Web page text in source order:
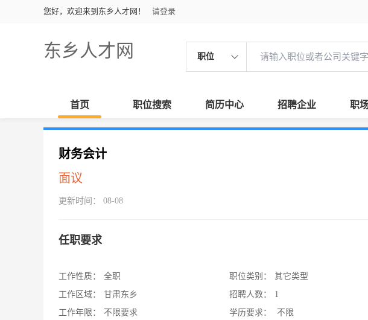
您好，欢迎来到东乡人才网！ 请登录
东乡人才网 职位
首页 职位搜索 简历中心 招聘企业 职
财务会计
面议
更新时间： 08-08
任职要求
工作性质：
全职
工作区域：
甘肃东乡
工作年限：
不限要求
职位类别：
其它类型
招聘人数：
1
学历要求：
不限